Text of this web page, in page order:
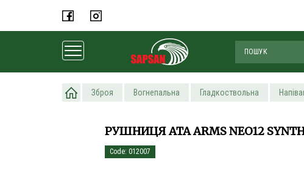
Зброя Вогнепальна Гладкоствольна
РУШНИЦЯ ATA ARMS NEO12
Code: 012007